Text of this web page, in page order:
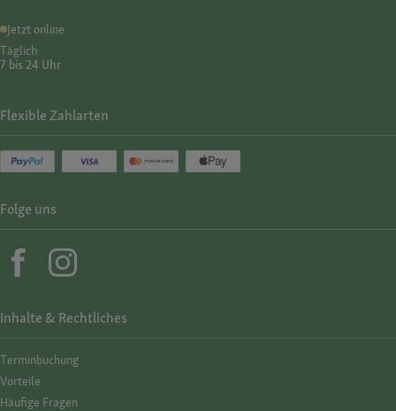
Jetzt online
Täglich
7 bis 24 Uhr
Inhalte & Rechtliches
Termin­buchung
Vorteile
Häufige Fragen
Flexible Zahlarten
Folge uns